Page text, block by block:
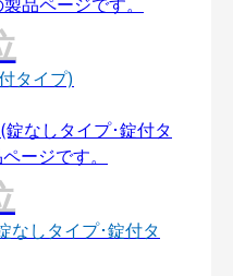
タイプ)
なしタイプ･錠付タ